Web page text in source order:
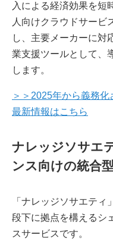
入による経済効果を短
人向けクラウドサービ
し、主要メーカーに対
業支援ツールとして、
します。
＞＞2025年から義務
最新情報はこちら
ナレッジソサエ
ンス向けの統合
「ナレッジソサエテ
段下に拠点を構えるシ
スサービスです。